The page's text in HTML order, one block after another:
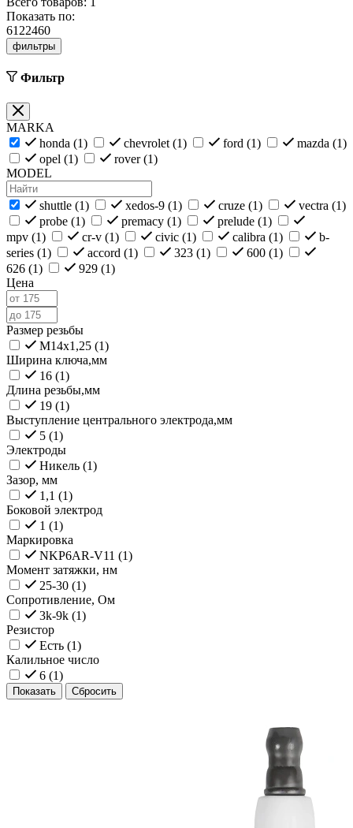
Показать по:
6122460
фильтры
Фильтр
MARKA
honda (1) chevrolet (1) ford (1) mazda (1)
opel (1) rover (1)
MODEL
shuttle (1) xedos-9 (1) cruze (1) vectra (1)
probe (1) premacy (1) prelude (1)
mpv (1) cr-v (1) civic (1) calibra (1)
b-
series (1) accord (1) 323 (1) 600 (1)
626 (1) 929 (1)
Цена
Размер резьбы
M14x1,25 (1)
Ширина ключа,мм
16 (1)
Длина резьбы,мм
19 (1)
Выступление центрального электрода,мм
5 (1)
Электроды
Никель (1)
Зазор, мм
1,1 (1)
Боковой электрод
1 (1)
Маркировка
NKP6AR-V11 (1)
Момент затяжки, нм
25-30 (1)
Сопротивление, Ом
3k-9k (1)
Резистор
Есть (1)
Калильное число
6 (1)